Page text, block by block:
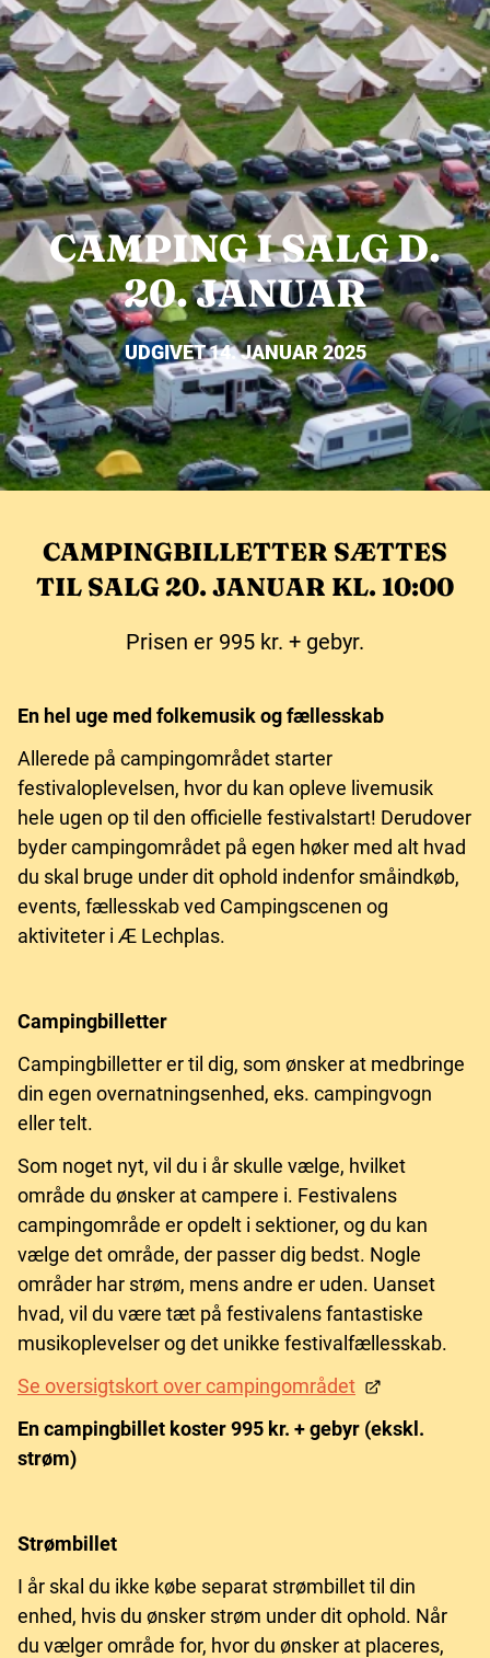
CAMPING I SALG D.
20. JANUAR
UDGIVET 14. JANUAR 2025
CAMPINGBILLETTER SÆTTES
TIL SALG 20. JANUAR KL. 10:00
Prisen er 995 kr. + gebyr.
En hel uge med folkemusik og fællesskab
Allerede på campingområdet starter
festivaloplevelsen, hvor du kan opleve livemusik
hele ugen op til den officielle festivalstart! Derudover
byder campingområdet på egen høker med alt hvad
du skal bruge under dit ophold indenfor småindkøb,
events, fællesskab ved Campingscenen og
aktiviteter i Æ Lechplas.
Campingbilletter
Campingbilletter er til dig, som ønsker at medbringe
din egen overnatningsenhed, eks. campingvogn
eller telt.
Som noget nyt, vil du i år skulle vælge, hvilket
område du ønsker at campere i. Festivalens
campingområde er opdelt i sektioner, og du kan
vælge det område, der passer dig bedst. Nogle
områder har strøm, mens andre er uden. Uanset
hvad, vil du være tæt på festivalens fantastiske
musikoplevelser og det unikke festivalfællesskab.
Se oversigtskort over campingområdet
En campingbillet koster 995 kr. + gebyr (ekskl.
strøm)
Strømbillet
I år skal du ikke købe separat strømbillet til din
enhed, hvis du ønsker strøm under dit ophold. Når
du vælger område for, hvor du ønsker at placeres,